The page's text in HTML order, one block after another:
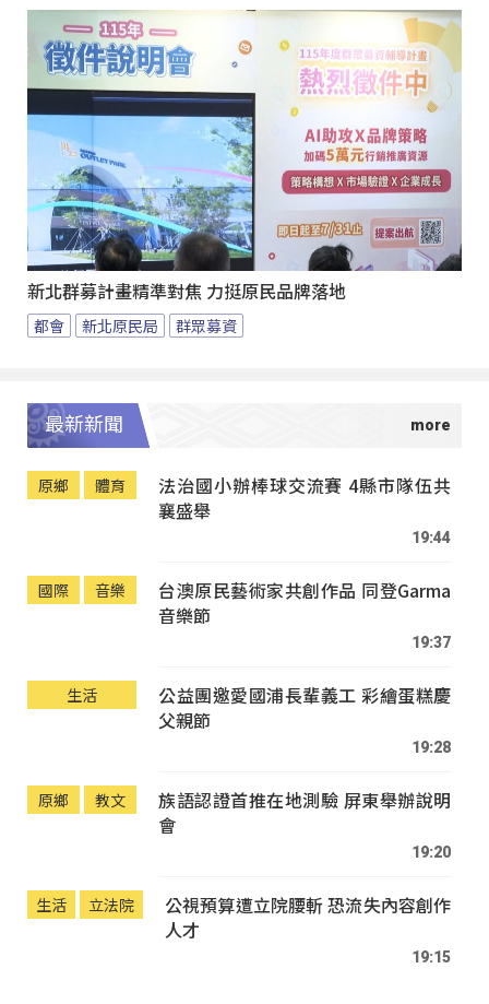
新北群募計畫精準對焦 力挺原民品牌落地
都會 新北原民局 群眾募資
最新新聞
原鄉 體育
法治國小辦棒球交流賽 4縣市隊伍共
襄盛舉
19:44
國際 音樂
台澳原民藝術家共創作品 同登Garma
音樂節
19:37
生活
公益團邀愛國浦長輩義工 彩繪蛋糕慶
父親節
19:28
原鄉 教文
族語認證首推在地測驗 屏東舉辦說明
會
19:20
生活 立法院
公視預算遭立院腰斬 恐流失內容創作
人才
19:15